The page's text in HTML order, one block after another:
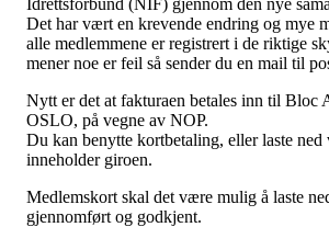
Idrettsforbund (NIF) gjennom den nye
Det har vært en krevende endring og mye
alle medlemmene er registrert i de riktige
mener noe er feil så sender du en mail til
Nytt er det at fakturaen betales inn til Bloc
OSLO, på vegne av NOP.
Du kan benytte kortbetaling, eller laste
inneholder giroen.
Medlemskort skal det være mulig å laste
gjennomført og godkjent.